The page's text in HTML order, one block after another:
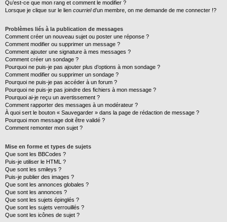
Qu’est-ce que mon rang et comment le modifier ?
Lorsque je clique sur le lien courrield’un membre, on me demande de me connecter !?
Problèmes liés à la publication de messages
Comment créer un nouveau sujet ou poster une réponse ?
Comment modifier ou supprimer un message ?
Comment ajouter une signature à mes messages ?
Comment créer un sondage ?
Pourquoi ne puis-je pas ajouter plus d’options à mon sondage ?
Comment modifier ou supprimer un sondage ?
Pourquoi ne puis-je pas accéder à un forum ?
Pourquoi ne puis-je pas joindre des fichiers à mon message ?
Pourquoi ai-je reçu un avertissement ?
Comment rapporter des messages à un modérateur ?
À quoi sert le bouton « Sauvegarder » dans la page de rédaction de message ?
Pourquoi mon message doit être validé ?
Comment remonter mon sujet ?
Mise en forme et types de sujets
Que sont les BBCodes ?
Puis-je utiliser le HTML ?
Que sont les smileys ?
Puis-je publier des images ?
Que sont les annonces globales ?
Que sont les annonces ?
Que sont les sujets épinglés ?
Que sont les sujets verrouillés ?
Que sont les icônes de sujet ?